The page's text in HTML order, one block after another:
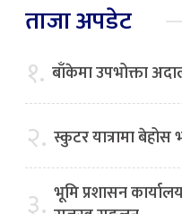
ताजा अपडेट
१. बाँकेमा उपभोक्ता
२. स्कुटर यात्रामा
३. भूमि प्रशासन